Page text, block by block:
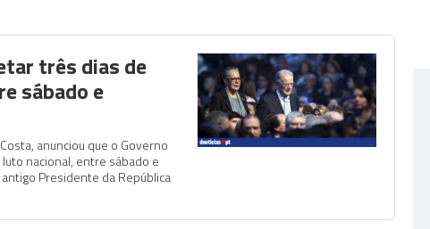
três dias de
sábado e
anunciou que o Governo
nacional, entre sábado e
Presidente da República